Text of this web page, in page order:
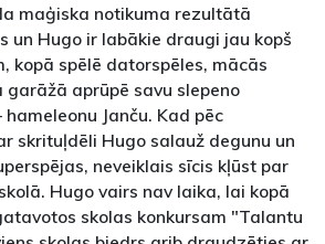
maģiska notikuma rezultātā
un Hugo ir labākie draugi jau kopš
kopā spēlē datorspēles, mācās
aprūpē savu slepeno
Janču. Kad pēc
skrituļdēli Hugo salauž degunu un
neveiklais sīcis kļūst par
Hugo vairs nav laika, lai kopā
skolas konkursam "Talantu